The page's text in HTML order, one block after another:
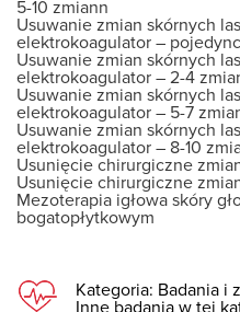
5-10 zmiann
Usuwanie zmian skórnych
elektrokoagulator –
Usuwanie zmian skórnych
elektrokoagulator – 2-4
Usuwanie zmian skórnych
elektrokoagulator – 5-7
Usuwanie zmian skórnych
elektrokoagulator – 8-10
Usunięcie chirurgiczne
Usunięcie chirurgiczne
Mezoterapia igłowa skóry
bogatopłytkowym
Kategoria: Badania i
Inne badania w tej